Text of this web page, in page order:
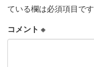
ている欄は必須項目です
コメント ※